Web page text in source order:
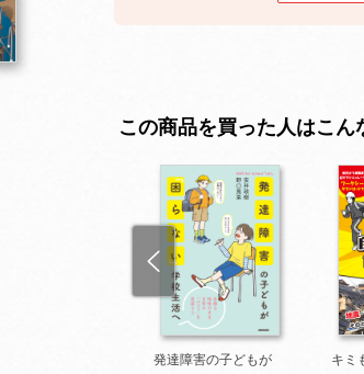
この商品を買った人はこ
発達障害の子どもが
キミ